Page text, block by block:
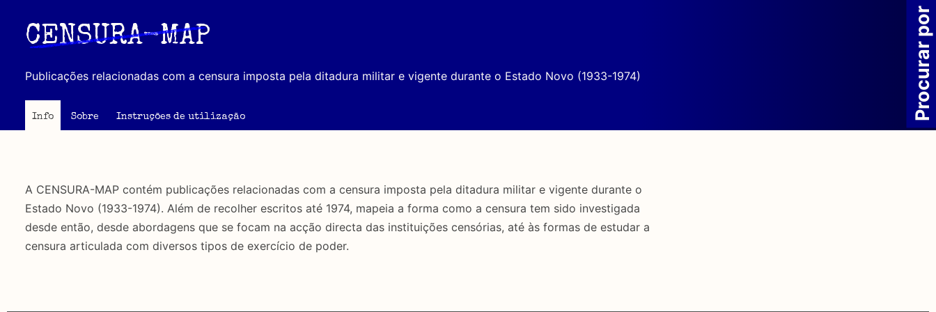
principal
CENSURA-MAP
Publicações relacionadas com a censura imposta pela ditadura militar e vigente durante o Estado Novo (1933-1974)
Info Sobre Instruções de utilização
A CENSURA-MAP contém publicações relacionadas com a censura imposta pela ditadura militar e vigente durante o
Estado Novo (1933-1974). Além de recolher escritos até 1974, mapeia a forma como a censura tem sido investigada
desde então, desde abordagens que se focam na acção directa das instituições censórias, até às formas de estudar a
censura articulada com diversos tipos de exercício de poder.
Procurar por